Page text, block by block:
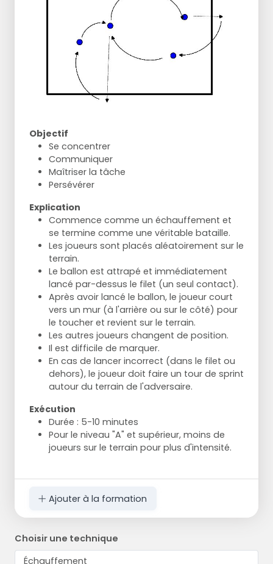
Objectif
Se concentrer
Communiquer
Maîtriser la tâche
Persévérer
Explication
Commence comme un échauffement et
se termine comme une véritable bataille.
Les joueurs sont placés aléatoirement sur le
terrain.
Le ballon est attrapé et immédiatement
lancé par-dessus le filet (un seul contact).
Après avoir lancé le ballon, le joueur court
vers un mur (à l'arrière ou sur le côté) pour
le toucher et revient sur le terrain.
Les autres joueurs changent de position.
Il est difficile de marquer.
En cas de lancer incorrect (dans le filet ou
dehors), le joueur doit faire un tour de sprint
autour du terrain de l'adversaire.
Exécution
Durée : 5-10 minutes
Pour le niveau "A" et supérieur, moins de
joueurs sur le terrain pour plus d'intensité.
Ajouter à la formation
Choisir une technique